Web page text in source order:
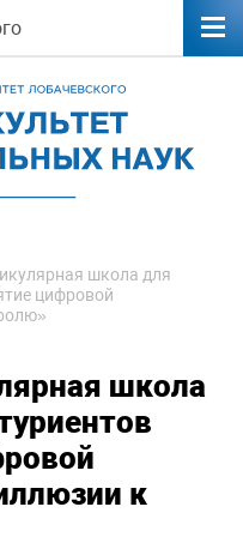
школа для
цифровой
школа
к